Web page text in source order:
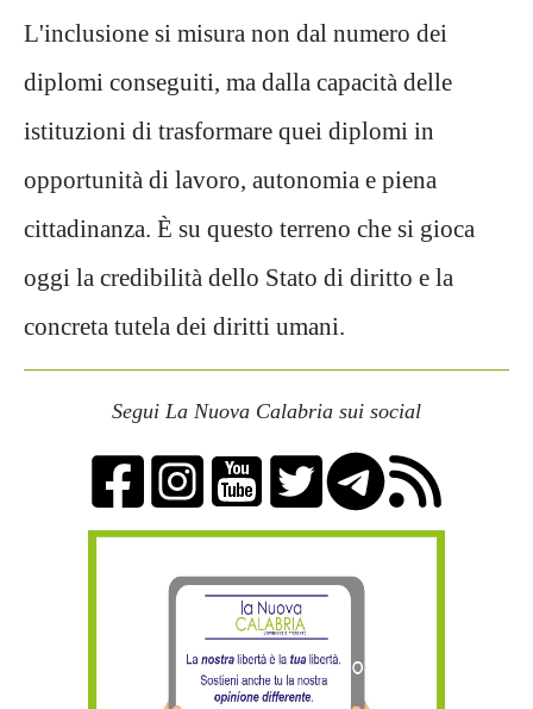
L'inclusione si misura non dal numero dei
diplomi conseguiti, ma dalla capacità delle
istituzioni di trasformare quei diplomi in
opportunità di lavoro, autonomia e piena
cittadinanza. È su questo terreno che si gioca
oggi la credibilità dello Stato di diritto e la
concreta tutela dei diritti umani.
Segui La Nuova Calabria sui social